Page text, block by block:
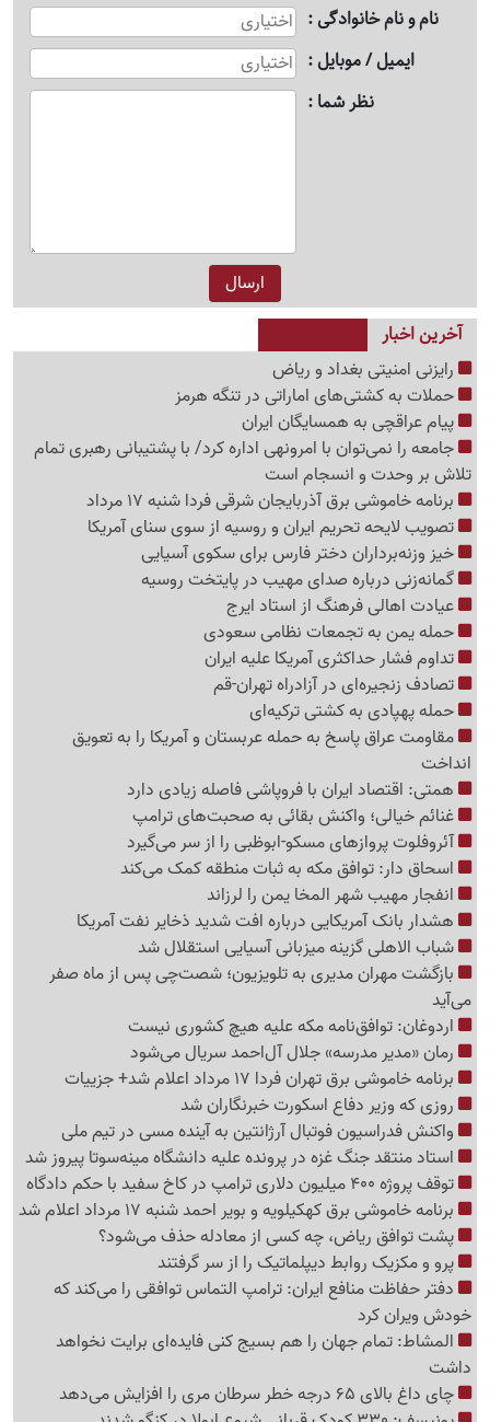
نام و نام خانوادگی
ایمیل / موبایل
نظر شما
آخرین اخبار
رایزنی امنیتی بغداد و ریاض
حملات به کشتی‌های اماراتی در تنگه هرمز
پیام عراقچی به همسایگان ایران
جامعه را نمی‌توان با امرونهی اداره کرد/ با پشتیبانی رهبری تمام
تلاش بر وحدت و انسجام است
برنامه خاموشی برق آذربایجان شرقی فردا شنبه 17 مرداد
تصویب لایحه تحریم ایران و روسیه از سوی سنای آمریکا
خیز وزنه‌برداران دختر فارس برای سکوی آسیایی
گمانه‌زنی درباره صدای مهیب در پایتخت روسیه
عیادت اهالی فرهنگ از استاد ایرج
حمله یمن به تجمعات نظامی سعودی
تداوم فشار حداکثری آمریکا علیه ایران
تصادف زنجیره‌ای در آزادراه تهران-قم
حمله پهپادی به کشتی ترکیه‌ای
مقاومت عراق پاسخ به حمله عربستان و آمریکا را به تعویق
انداخت
همتی: اقتصاد ایران با فروپاشی فاصله زیادی دارد
غنائم خیالی؛ واکنش بقائی به صحبت‌های ترامپ
آئروفلوت پروازهای مسکو-ابوظبی را از سر می‌گیرد
اسحاق دار: توافق مکه به ثبات منطقه کمک می‌کند
انفجار مهیب شهر المخا یمن را لرزاند
هشدار بانک آمریکایی درباره افت شدید ذخایر نفت آمریکا
شباب الاهلی گزینه میزبانی آسیایی استقلال شد
بازگشت مهران مدیری به تلویزیون؛ شصت‌چی پس از ماه صفر
می‌آید
اردوغان: توافق‌نامه مکه علیه هیچ کشوری نیست
رمان «مدیر مدرسه» جلال آل‌احمد سریال می‌شود
برنامه خاموشی برق تهران فردا 17 مرداد اعلام شد+ جزییات
روزی که وزیر دفاع اسکورت خبرنگاران شد
واکنش فدراسیون فوتبال آرژانتین به آینده مسی در تیم ملی
استاد منتقد جنگ غزه در پرونده علیه دانشگاه مینه‌سوتا پیروز شد
توقف پروژه 400 میلیون دلاری ترامپ در کاخ سفید با حکم دادگاه
برنامه خاموشی برق کهکیلویه و بویر احمد شنبه 17 مرداد اعلام شد
پشت توافق ریاض، چه کسی از معادله حذف می‌شود؟
پرو و مکزیک روابط دیپلماتیک را از سر گرفتند
دفتر حفاظت منافع ایران: ترامپ التماس توافقی را می‌کند که
خودش ویران کرد
المشاط: تمام جهان را هم بسیج کنی فایده‌ای برایت نخواهد
داشت
چای داغ بالای 65 درجه خطر سرطان مری را افزایش می‌دهد